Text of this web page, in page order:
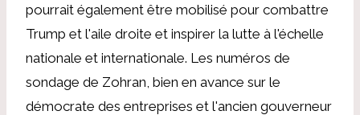
pourrait également être mobilisé pour combattre
Trump et l'aile droite et inspirer la lutte à l'échelle
nationale et internationale. Les numéros de
sondage de Zohran, bien en avance sur le
démocrate des entreprises et l'ancien gouverneur